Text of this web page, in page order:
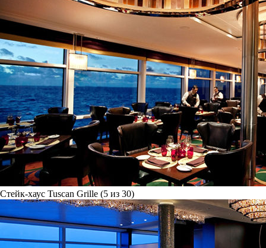
Стейк-хаус Tuscan Grille (5 из 30)